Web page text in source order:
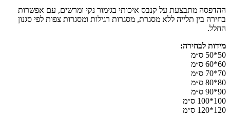
ההדפסה מתבצעת על קנבס איכותי בגימור נקי ומרשים, עם אפשרות
בחירה בין תלייה ללא מסגרת, מסגרות רגילות ומסגרות צפות לפי סגנון
החלל.
מידות לבחירה:
50*50 ס״מ
60*60 ס״מ
70*70 ס״מ
80*80 ס״מ
90*90 ס״מ
100*100 ס״מ
120*120 ס״מ